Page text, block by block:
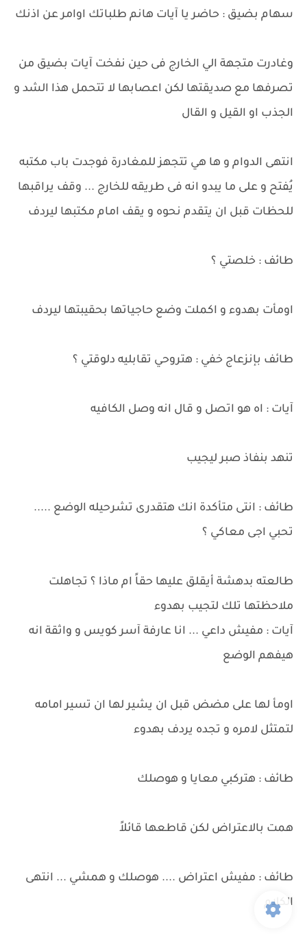
سهام بضيق : حاضر يا آيات هانم طلباتك اوامر عن اذنك
وغادرت متجهة الي الخارج فى حين نفخت آيات بضيق من
تصرفها مع صديقتها لكن اعصابها لا تتحمل هذا الشد و
الجذب او القيل و القال
انتهى الدوام و ها هي تتجهز للمغادرة فوجدت باب مكتبه
يُفتح و على ما يبدو انه فى طريقه للخارج ... وقف يراقبها
للحظات قبل ان يتقدم نحوه و يقف امام مكتبها ليردف
طائف : خلصتي ؟
اومأت بهدوء و اكملت وضع حاجياتها بحقيبتها ليردف
طائف بإنزعاج خفي : هتروحي تقابليه دلوقتي ؟
آيات : اه هو اتصل و قال انه وصل الكافيه
تنهد بنفاذ صبر ليجيب
طائف : انتى متأكدة انك هتقدرى تشرحيله الوضع .....
تحبي اجى معاكي ؟
طالعته بدهشة أيقلق عليها حقاً ام ماذا ؟ تجاهلت
ملاحظتها تلك لتجيب بهدوء
آيات : مفيش داعي ... انا عارفة آسر كويس و واثقة انه
هيفهم الوضع
اومأ لها على مضض قبل ان يشير لها ان تسير امامه
لتمتثل لامره و تجده يردف بهدوء
طائف : هتركبي معايا و هوصلك
همت بالاعتراض لكن قاطعها قائلاً
طائف : مفيش اعتراض .... هوصلك و همشي ... انتهى
الكلام